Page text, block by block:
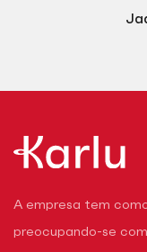
A empresa tem
preocupando-se